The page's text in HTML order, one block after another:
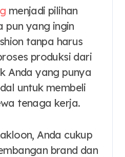
menjadi pilihan
pun yang ingin
tanpa harus
produksi dari
Anda yang punya
untuk membeli
tenaga kerja.
Anda cukup
brand dan